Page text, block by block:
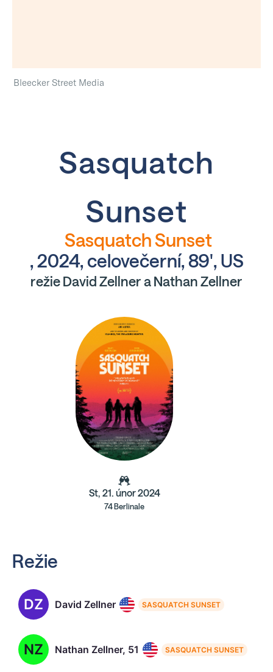
Bleecker Street Media
Sasquatch
Sunset
Sasquatch Sunset
, 2024, celovečerní, 89', US
režie David Zellner a Nathan Zellner
St, 21. únor 2024
74 Berlinale
Režie
DZ David Zellner SASQUATCH SUNSET
NZ Nathan Zellner, 51 SASQUATCH SUNSET